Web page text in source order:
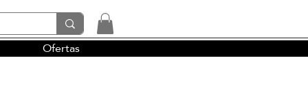
y la perfumería árabe
Ofertas